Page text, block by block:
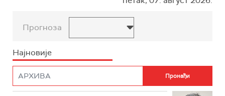
Прогноза
Најновије